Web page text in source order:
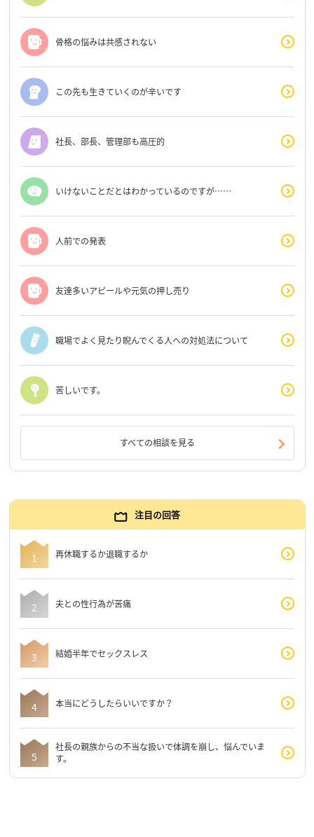
骨格の悩みは共感されない
この先も生きていくのが辛いです
社長、部長、管理部も高圧的
いけないことだとはわかっているのですが……
人前での発表
友達多いアピールや元気の押し売り
職場でよく見たり睨んでくる人への対処法について
苦しいです。
すべての相談を見る
注目の回答
再休職するか退職するか
夫との性行為が苦痛
結婚半年でセックスレス
本当にどうしたらいいですか？
社長の親族からの不当な扱いで体調を崩し、悩んでいま
す。